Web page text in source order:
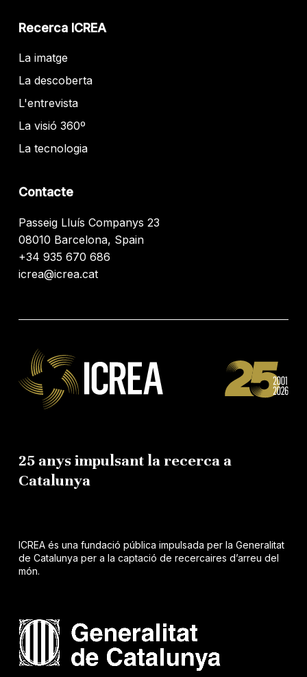
Recerca ICREA
La imatge
La descoberta
L'entrevista
La visió 360º
La tecnologia
Contacte
Passeig Lluís Companys 23
08010 Barcelona, Spain
+34 935 670 686
icrea@icrea.cat
25 anys impulsant la recerca a
Catalunya
ICREA és una fundació pública impulsada per la Generalitat
de Catalunya per a la captació de recercaires d’arreu del
món.